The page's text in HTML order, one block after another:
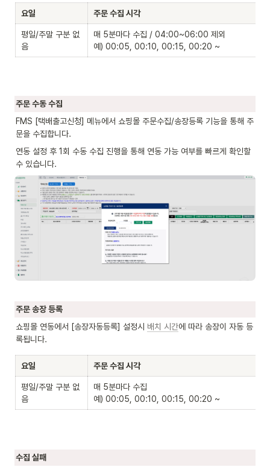
요일 주문 수집 시각
평일/주말 구분 없
음
매 5분마다 수집 / 04:00~06:00 제외
예) 00:05, 00:10, 00:15, 00:20 ~
주문 수동 수집
FMS [택배출고신청] 메뉴에서 쇼핑몰 주문수집/송장등록 기능을 통해 주
문을 수집합니다.
연동 설정 후 1회 수동 수집 진행을 통해 연동 가능 여부를 빠르게 확인할
수 있습니다.
주문 송장 등록
쇼핑몰 연동에서 [송장자동등록] 설정시 배치 시간에 따라 송장이 자동 등
록됩니다.
요일 주문 수집 시각
평일/주말 구분 없
음
매 5분마다 수집
예) 00:05, 00:10, 00:15, 00:20 ~
수집 실패